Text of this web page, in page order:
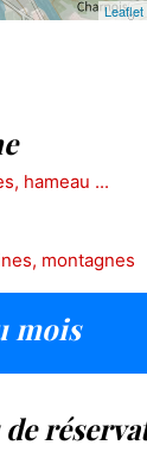
Leaflet
hameau ...
montagnes
mois